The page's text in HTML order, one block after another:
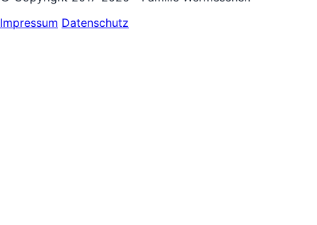
Impressum Datenschutz